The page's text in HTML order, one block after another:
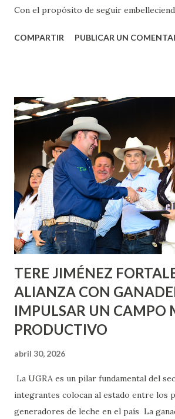
Con el propósito de seguir
municipal, Leo Montañez dio inicio al
Corazón Urbano y el Municipio capital.
informó que en este programa se
metros cuadrados de pintura, para dar
Nieto, entre Jesús F. Elizondo y la calle
lo que se aplicará pintura en 66 casas.
llevará este programa a Villas de
Asunción, Avenida Alameda y Decreto
los edificios FOVISSSTE Ojo de Agua, en
Norias de Paso Hondo y en los edificios
COMPARTIR PUBLICAR UN
TERE JIMÉNEZ
ALIANZA CON
IMPULSAR UN CAMPO
PRODUCTIVO
abril 30, 2026
La UGRA es un pilar fundamental del
integrantes colocan al estado entre los
generadores de leche en el país La